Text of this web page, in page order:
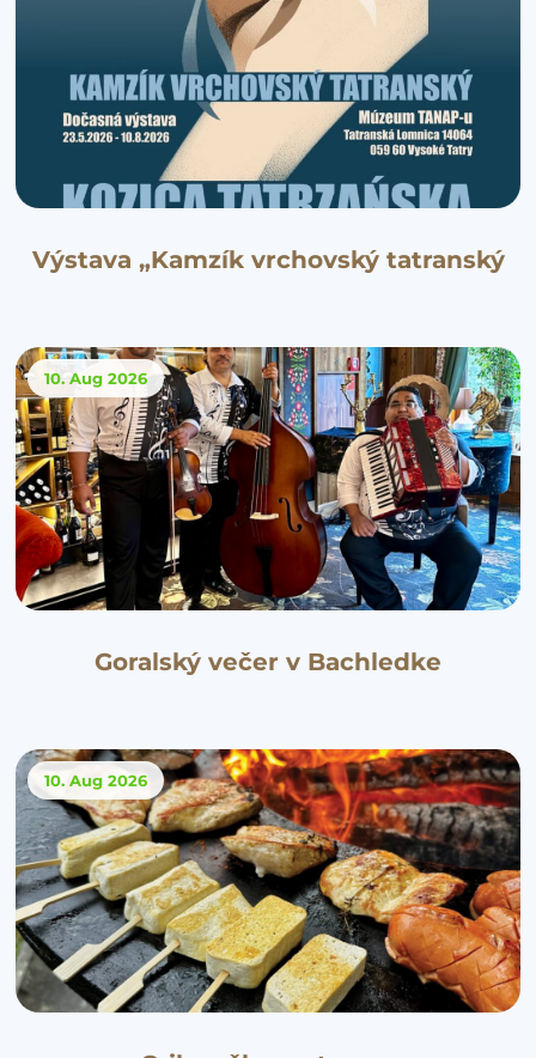
Výstava „Kamzík vrchovský tatranský
10. Aug 2026
Goralský večer v Bachledke
10. Aug 2026